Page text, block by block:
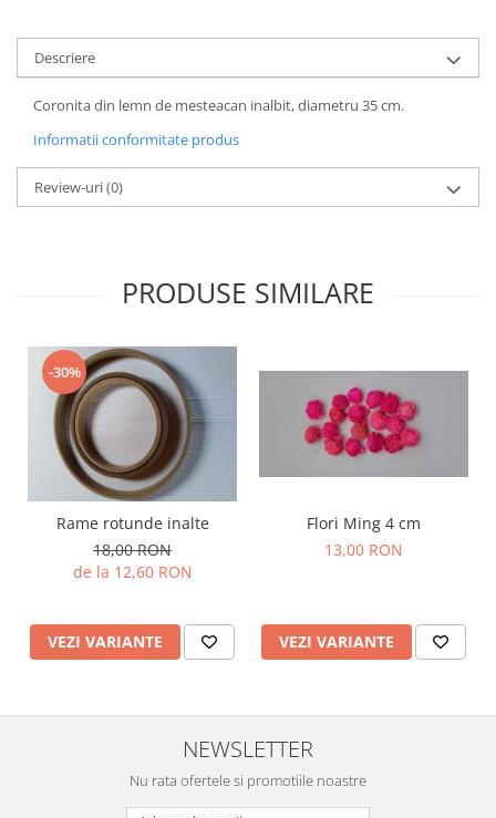
Descriere
Coronita din lemn de mesteacan inalbit, diametru 35 cm.
Informatii conformitate produs
Review-uri(0)
PRODUSE SIMILARE
-30%
Rame rotunde inalte
18,00 RON
de la 12,60 RON
VEZI VARIANTE
Flori Ming 4 cm
13,00 RON
VEZI VARIANTE
NEWSLETTER
Nu rata ofertele si promotiile noastre